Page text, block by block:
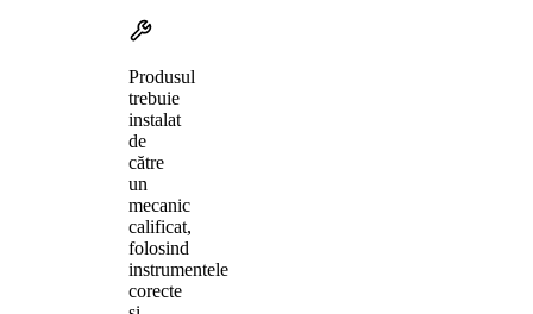
Produsul
trebuie
instalat
de
către
un
mecanic
calificat,
folosind
instrumentele
corecte